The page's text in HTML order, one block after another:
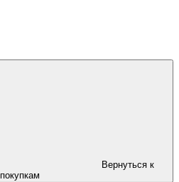
Вернуться к
покупкам